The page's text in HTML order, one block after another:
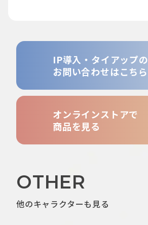
IP導入・タイアップの
お問い合わせはこちら
オンラインストアで
商品を見る
OTHER
他のキャラクターも見る